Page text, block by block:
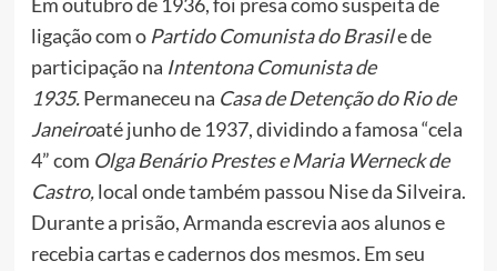
ligação com o Partido Comunista do Brasile de
participação na Intentona Comunista de
1935.Permaneceu na Casa de Detenção do Rio de
Janeiroaté junho de 1937, dividindo a famosa “cela
4” com Olga Benário Prestese Maria Werneck de
Castro,local onde também passou Nise da Silveira.
Durante a prisão, Armanda escrevia aos alunos e
recebia cartas e cadernos dos mesmos. Em seu